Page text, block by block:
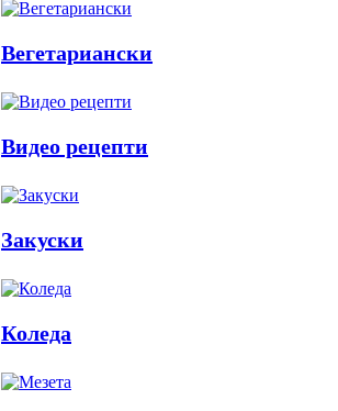
Вегетариански
Видео рецепти
Закуски
Коледа